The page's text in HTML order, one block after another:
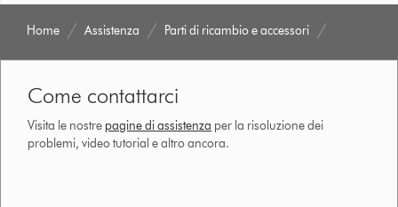
Home Assistenza Parti di ricambio e accessori
Come contattarci
Visita le nostre pagine di assistenza per la risoluzione dei
problemi, video tutorial e altro ancora.